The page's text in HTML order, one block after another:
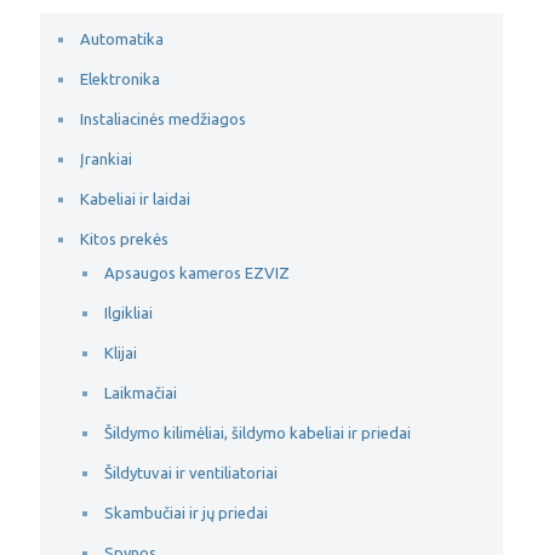
Automatika
Elektronika
Instaliacinės medžiagos
Įrankiai
Kabeliai ir laidai
Kitos prekės
Apsaugos kameros EZVIZ
Ilgikliai
Klijai
Laikmačiai
Šildymo kilimėliai, šildymo kabeliai ir priedai
Šildytuvai ir ventiliatoriai
Skambučiai ir jų priedai